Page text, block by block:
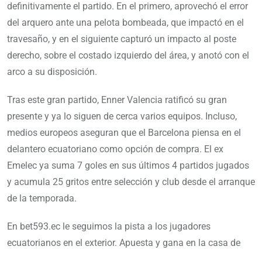
definitivamente el partido. En el primero, aprovechó el error
del arquero ante una pelota bombeada, que impactó en el
travesaño, y en el siguiente capturó un impacto al poste
derecho, sobre el costado izquierdo del área, y anotó con el
arco a su disposición.
Tras este gran partido, Enner Valencia ratificó su gran
presente y ya lo siguen de cerca varios equipos. Incluso,
medios europeos aseguran que el Barcelona piensa en el
delantero ecuatoriano como opción de compra. El ex
Emelec ya suma 7 goles en sus últimos 4 partidos jugados
y acumula 25 gritos entre selección y club desde el arranque
de la temporada.
En bet593.ec le seguimos la pista a los jugadores
ecuatorianos en el exterior. Apuesta y gana en la casa de